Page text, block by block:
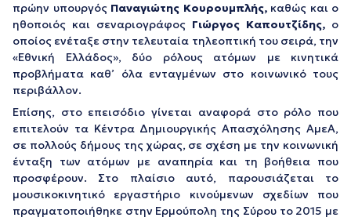
πρώην υπουργός Παναγιώτης Κουρουμπλής,καθώς και ο
ηθοποιός και σεναριογράφος Γιώργος Καπουτζίδης, ο
οποίος ενέταξε στην τελευταία τηλεοπτική του σειρά, την
«Εθνική Ελλάδος», δύο ρόλους ατόμων με κινητικά
προβλήματα καθ’ όλα ενταγμένων στο κοινωνικό τους
περιβάλλον.
Επίσης, στο επεισόδιο γίνεται αναφορά στο ρόλο που
επιτελούν τα Κέντρα Δημιουργικής Απασχόλησης ΑμεΑ,
σε πολλούς δήμους της χώρας, σε σχέση με την κοινωνική
ένταξη των ατόμων με αναπηρία και τη βοήθεια που
προσφέρουν. Στο πλαίσιο αυτό, παρουσιάζεται το
μουσικοκινητικό εργαστήριο κινούμενων σχεδίων που
πραγματοποιήθηκε στην Ερμούπολη της Σύρου το 2015 με